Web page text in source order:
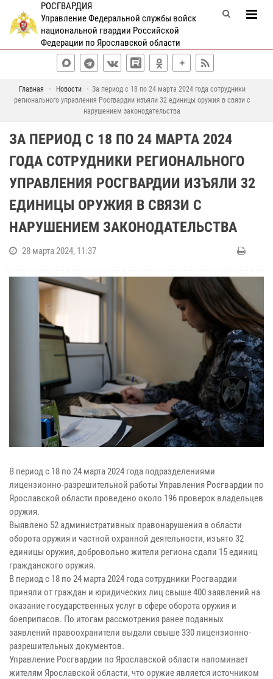
РОСГВАРДИЯ
Управление Федеральной службы войск
национальной гвардии Российской
Федерации по Ярославской области
Главная Новости
За период с 18 по 24 марта 2024 года сотрудники
регионального управления Росгвардии изъяли 32 единицы оружия в связи с
нарушением законодательства
ЗА ПЕРИОД С 18 ПО 24 МАРТА 2024
ГОДА СОТРУДНИКИ РЕГИОНАЛЬНОГО
УПРАВЛЕНИЯ РОСГВАРДИИ ИЗЪЯЛИ 32
ЕДИНИЦЫ ОРУЖИЯ В СВЯЗИ С
НАРУШЕНИЕМ ЗАКОНОДАТЕЛЬСТВА
28 марта 2024, 11:37
В период с 18 по 24 марта 2024 года подразделениями
лицензионно-разрешительной работы Управления Росгвардии по
Ярославской области проведено около 196 проверок владельцев
оружия.
Выявлено 52 административных правонарушения в области
оборота оружия и частной охранной деятельности, изъято 32
единицы оружия, добровольно жители региона сдали 15 единиц
гражданского оружия.
В период с 18 по 24 марта 2024 года сотрудники Росгвардии
приняли от граждан и юридических лиц свыше 400 заявлений на
оказание государственных услуг в сфере оборота оружия и
боеприпасов. По итогам рассмотрения ранее поданных
заявлений правоохранители выдали свыше 330 лицензионно-
разрешительных документов.
Управление Росгвардии по Ярославской области напоминает
жителям Ярославской области, что оружие является источником